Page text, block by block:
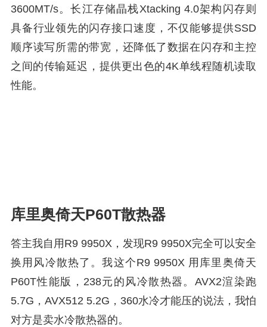
3600MT/s。长江存储晶栈Xtacking 4.0架构闪存则
具备行业领先的闪存接口速度，不仅能够提供SSD
顺序读写所需的带宽，还降低了数据在闪存和主控
之间的传输延迟，提供更出色的4K单线程随机读取
性能。
库里奥倚天P60T散热器
答主我自用R9 9950X，发现R9 9950X完全可以安全
换用风冷散热了。我这个R9 9950X 用库里奥倚天
P60T性能版，238元的风冷散热器。AVX2渲染跑
5.7G，AVX512 5.2G，360水冷才能压的说法，我怕
对方是卖水冷散热器的。